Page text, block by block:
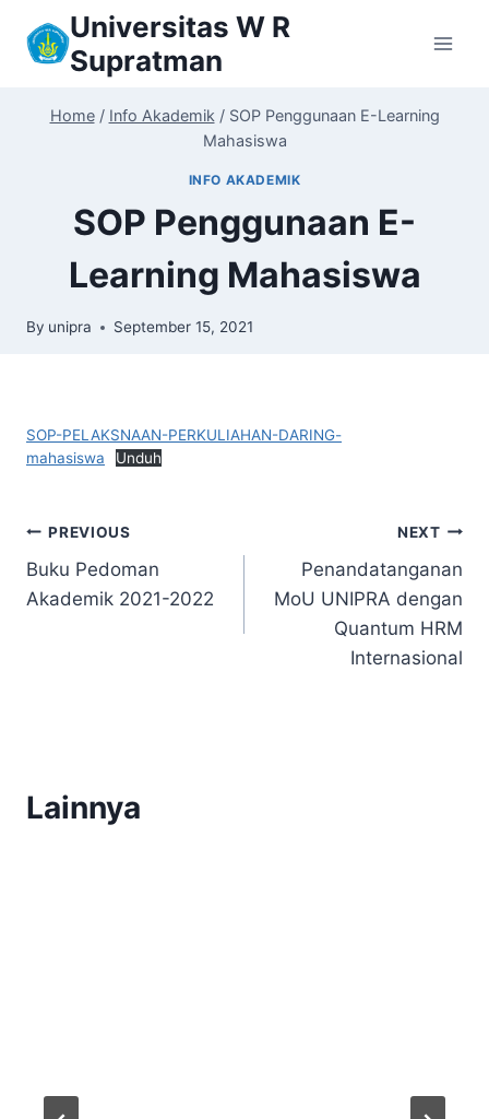
Universitas W R
Supratman
Home / Info Akademik / SOP Penggunaan E-Learning
Mahasiswa
INFO AKADEMIK
SOP Penggunaan E-
Learning Mahasiswa
By unipra September 15, 2021
SOP-PELAKSNAAN-PERKULIAHAN-DARING-
mahasiswa
Unduh
Post
navigation
PREVIOUS
Buku Pedoman
Akademik 2021-2022
NEXT
Penandatanganan
MoU UNIPRA dengan
Quantum HRM
Internasional
Lainnya